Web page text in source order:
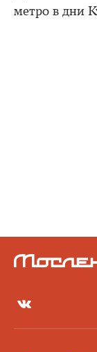
метро в дни